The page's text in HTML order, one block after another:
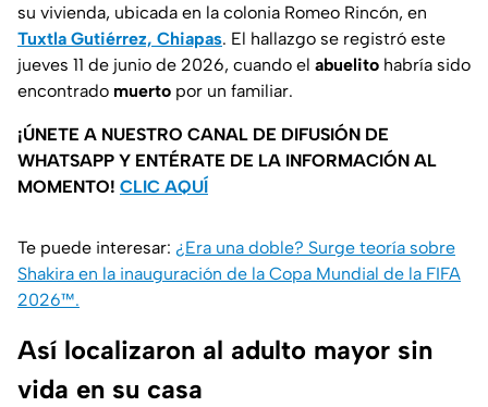
su vivienda, ubicada en la colonia Romeo Rincón, en
Tuxtla Gutiérrez, Chiapas. El hallazgo se registró este
jueves 11 de junio de 2026, cuando el abuelito habría sido
encontrado muerto por un familiar.
¡ÚNETE A NUESTRO CANAL DE DIFUSIÓN DE
WHATSAPP Y ENTÉRATE DE LA INFORMACIÓN AL
MOMENTO! CLIC AQUÍ
Te puede interesar: ¿Era una doble? Surge teoría sobre
Shakira en la inauguración de la Copa Mundial de la FIFA
2026™.
Así localizaron al adulto mayor sin
vida en su casa